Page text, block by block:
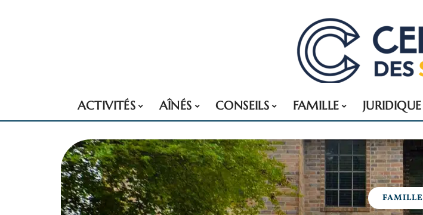
ACTIVITÉS AÎNÉS CONSEILS FAMILLE JURIDIQUE
FAMILLE